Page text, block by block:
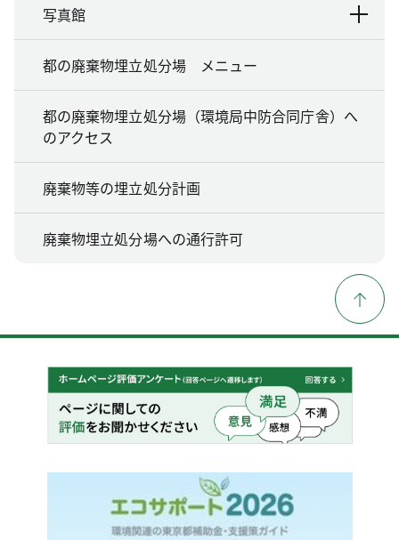
写真館
都の廃棄物埋立処分場 メニュー
都の廃棄物埋立処分場（環境局中防合同庁舎）へ
のアクセス
廃棄物等の埋立処分計画
廃棄物埋立処分場への通行許可